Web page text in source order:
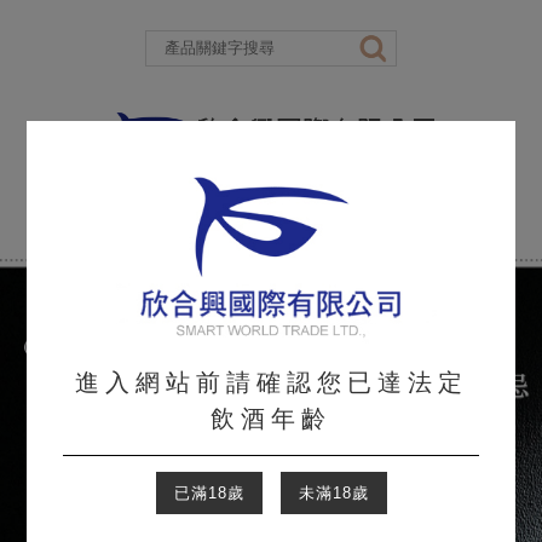
進入網站前請確認您已達法定
飲酒年齡
已滿18歲 未滿18歲